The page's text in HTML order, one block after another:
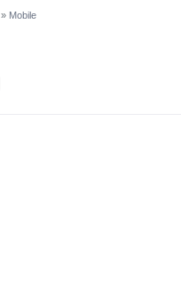
» Mobile